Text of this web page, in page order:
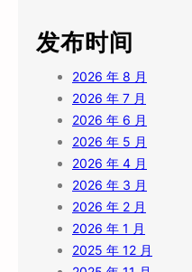
发布时间
2026 年 8 月
2026 年 7 月
2026 年 6 月
2026 年 5 月
2026 年 4 月
2026 年 3 月
2026 年 2 月
2026 年 1 月
2025 年 12 月